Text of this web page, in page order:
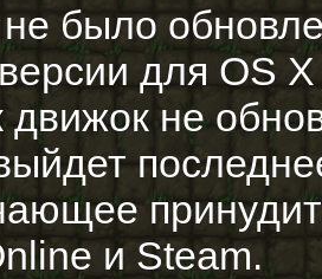
было
для OS
движок не
и Steam.